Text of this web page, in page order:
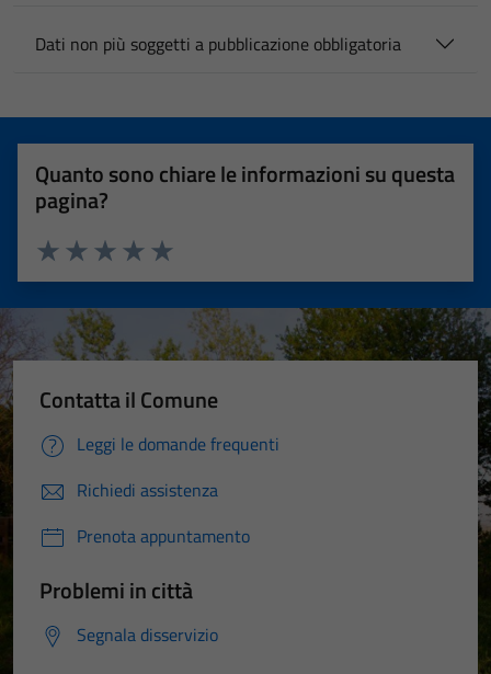
Dati non più soggetti a pubblicazione obbligatoria
Quanto sono chiare le informazioni su questa
pagina?
Valuta 5 stelle su 5
Valuta 4 stelle su 5
Valuta 3 stelle su 5
Valuta 2 stelle su 5
Valuta 1 stelle su 5
Contatta il Comune
Leggi le domande frequenti
Richiedi assistenza
Prenota appuntamento
Problemi in città
Segnala disservizio